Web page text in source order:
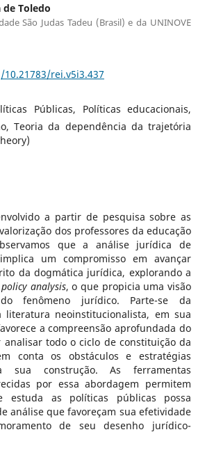
de Toledo
São Judas Tadeu (Brasil) e da UNINOVE
rei.v5i3.437
Públicas, Políticas educacionais,
Teoria da dependência da trajetória
a partir de pesquisa sobre as
dos professores da educação
que a análise jurídica de
um compromisso em avançar
da dogmática jurídica, explorando a
policy analysis, o que propicia uma visão
fenômeno jurídico. Parte-se da
literatura neoinstitucionalista, em sua
a compreensão aprofundada do
todo o ciclo de constituição da
conta os obstáculos e estratégias
sua construção. As ferramentas
por essa abordagem permitem
as políticas públicas possa
análise que favoreçam sua efetividade
de seu desenho jurídico-